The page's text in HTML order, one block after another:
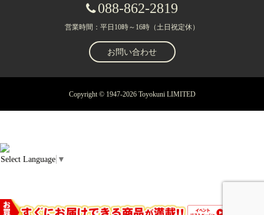
088-862-2819
営業時間：平日10時～16時（土日祝定休）
お問い合わせ
Copyright © 1947-2026 Toyokuni LIMITED
Select Language ▼